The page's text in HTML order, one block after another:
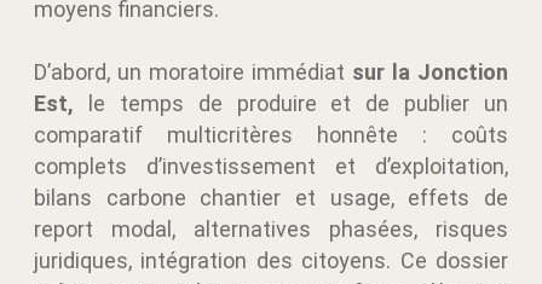
moyens financiers.
D’abord, un moratoire immédiat sur la Jonction
Est, le temps de produire et de publier un
comparatif multicritères honnête : coûts
complets d’investissement et d’exploitation,
bilans carbone chantier et usage, effets de
report modal, alternatives phasées, risques
juridiques, intégration des citoyens. Ce dossier